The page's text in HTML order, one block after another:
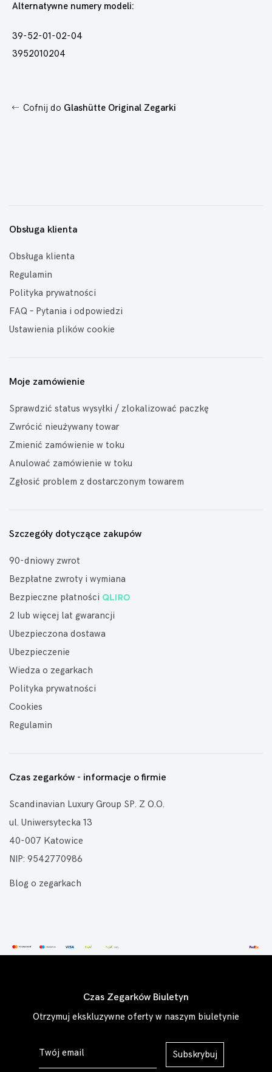
Alternatywne numery modeli:
39-52-01-02-04
3952010204
Cofnij do Glashütte Original Zegarki
Obsługa klienta
Obsługa klienta
Regulamin
Polityka prywatności
FAQ – Pytania i odpowiedzi
Ustawienia plików cookie
Moje zamówienie
Sprawdzić status wysyłki / zlokalizować paczkę
Zwrócić nieużywany towar
Zmienić zamówienie w toku
Anulować zamówienie w toku
Zgłosić problem z dostarczonym towarem
Szczegóły dotyczące zakupów
90-dniowy zwrot
Bezpłatne zwroty i wymiana
Bezpieczne płatności
2 lub więcej lat gwarancji
Ubezpieczona dostawa
Ubezpieczenie
Wiedza o zegarkach
Polityka prywatności
Cookies
Regulamin
Czas zegarków - informacje o firmie
Scandinavian Luxury Group SP. Z O.O.
ul. Uniwersytecka 13
40-007 Katowice
NIP: 9542770986
Blog o zegarkach
Czas Zegarków Biuletyn
Otrzymuj ekskluzywne oferty w naszym biuletynie
Subskrybuj